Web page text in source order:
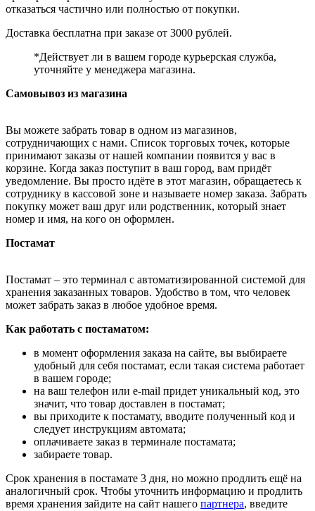
отказаться частично или полностью от покупки.
Доставка бесплатна при заказе от 3000 рублей.
*Действует ли в вашем городе курьерская служба,
уточняйте у менеджера магазина.
Самовывоз из магазина
Вы можете забрать товар в одном из магазинов,
сотрудничающих с нами. Список торговых точек, которые
принимают заказы от нашей компании появится у вас в
корзине. Когда заказ поступит в ваш город, вам придёт
уведомление. Вы просто идёте в этот магазин, обращаетесь к
сотруднику в кассовой зоне и называете номер заказа. Забрать
покупку может ваш друг или родственник, который знает
номер и имя, на кого он оформлен.
Постамат
Постамат – это терминал с автоматизированной системой для
хранения заказанных товаров. Удобство в том, что человек
может забрать заказ в любое удобное время.
Как работать с постаматом:
в момент оформления заказа на сайте, вы выбираете
удобный для себя постамат, если такая система работает
в вашем городе;
на ваш телефон или e-mail придет уникальный код, это
значит, что товар доставлен в постамат;
вы приходите к постамату, вводите полученный код и
следует инструкциям автомата;
оплачиваете заказ в терминале постамата;
забираете товар.
Срок хранения в постамате 3 дня, но можно продлить ещё на
аналогичный срок. Чтобы уточнить информацию и продлить
время хранения зайдите на сайт нашего партнера, введите